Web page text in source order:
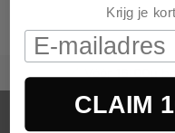
Luna Arnhem
Krijg je
Email
CLAIM